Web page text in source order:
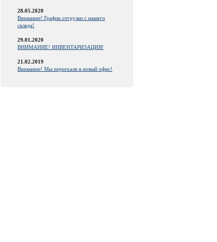
28.05.2020
Внимание! График отгрузки с нашего
склада!
29.01.2020
ВНИМАНИЕ! ИНВЕНТАРИЗАЦИЯ!
21.02.2019
Внимание! Мы переехали в новый офис!